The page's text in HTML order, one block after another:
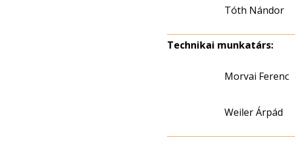
Tóth Nándor
Technikai munkatárs:
Morvai Ferenc
Weiler Árpád